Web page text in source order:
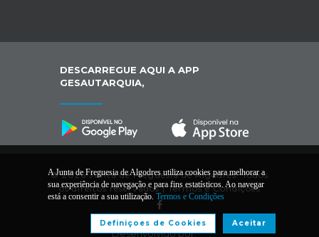
DESCARREGUE AQUI A APP
GESAUTARQUIA,
© 2026 Junta de Freguesia de Algodres. Todos
os direitos reservados |Termos e Condições
Desenvolvido por:
A Junta de Freguesia de Algodres utiliza cookies para melhorar a
sua experiência de navegação e para fins estatísticos. Ao navegar
está a consentir a sua utilização. Termos e Condições
Aceitar
Definiçoes de Cookies